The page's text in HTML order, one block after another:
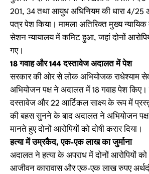
201, 34 तथा आयुध अधिनियम की धारा 4/
पत्र पेश किया। मामला अतिरिक्त मुख्य
सेशन न्यायालय में कमिट हुआ, जहां दोनों
गए।
18 गवाह और 144 दस्तावेज अदालत में पेश
सरकार की ओर से लोक अभियोजक राधेश्याम
अभियोजन पक्ष ने अदालत में 18 गवाह पेश
दस्तावेज और 22 आर्टिकल साक्ष्य के रूप में
की बहस सुनने के बाद अदालत ने अभियोजन
मानते हुए दोनों आरोपियों को दोषी करार दिया।
हत्या में उम्रकैद, एक-एक लाख का जुर्माना
अदालत ने हत्या के अपराध में दोनों आरोपियों
आजीवन कारावास और एक-एक लाख रुपए